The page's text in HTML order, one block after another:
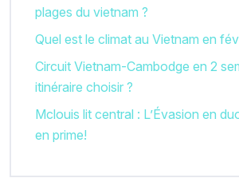
plages du vietnam ?
Quel est le climat au Vietnam en
Circuit Vietnam-Cambodge en 2
itinéraire choisir ?
Mclouis lit central : L’Évasion en
en prime!